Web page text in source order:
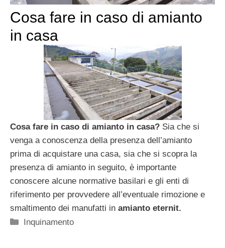
Cosa fare in caso di amianto
in casa
Cosa fare in caso di amianto in casa? Sia che si
venga a conoscenza della presenza dell’amianto
prima di acquistare una casa, sia che si scopra la
presenza di amianto in seguito, è importante
conoscere alcune normative basilari e gli enti di
riferimento per provvedere all’eventuale rimozione e
smaltimento dei manufatti in amianto eternit.
Categorie
Inquinamento